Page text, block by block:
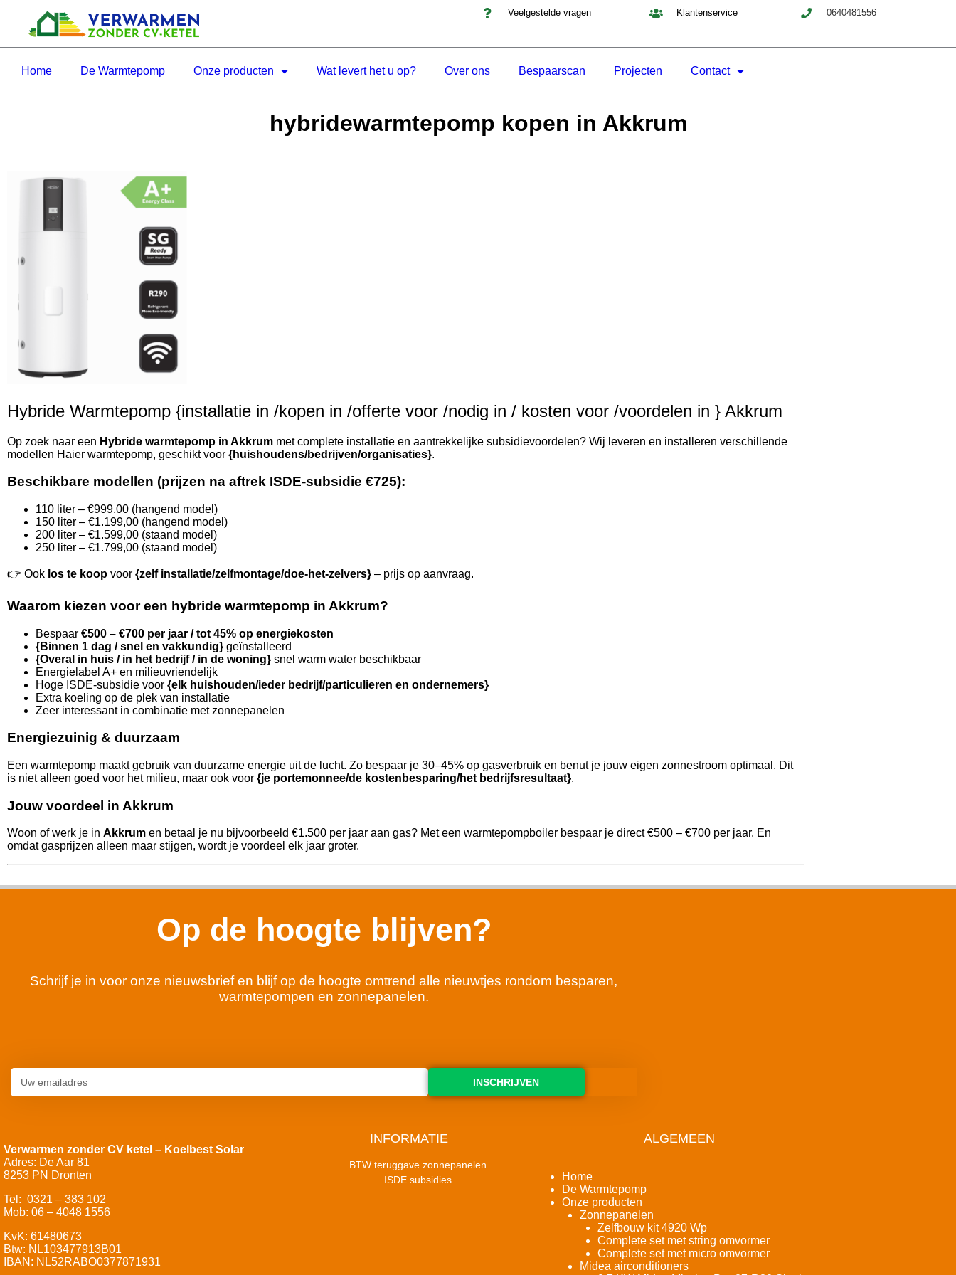
Veelgestelde vragen Klantenservice 0640481556
Home De Warmtepomp Onze producten Wat levert het u op? Over ons Bespaarscan Projecten Contact
hybridewarmtepomp kopen in Akkrum
Hybride Warmtepomp {installatie in /kopen in /offerte voor /nodig in / kosten voor /voordelen in } Akkrum
Op zoek naar een Hybride warmtepomp in Akkrum met complete installatie en aantrekkelijke subsidievoordelen? Wij leveren en installeren verschillende
modellen Haier warmtepomp, geschikt voor {huishoudens/bedrijven/organisaties}.
Beschikbare modellen (prijzen na aftrek ISDE-subsidie €725):
110 liter – €999,00 (hangend model)
150 liter – €1.199,00 (hangend model)
200 liter – €1.599,00 (staand model)
250 liter – €1.799,00 (staand model)
👉 Ook los te koop voor {zelf installatie/zelfmontage/doe-het-zelvers} – prijs op aanvraag.
Waarom kiezen voor een hybride warmtepomp in Akkrum?
Bespaar €500 – €700 per jaar / tot 45% op energiekosten
{Binnen 1 dag / snel en vakkundig} geïnstalleerd
{Overal in huis / in het bedrijf / in de woning} snel warm water beschikbaar
Energielabel A+ en milieuvriendelijk
Hoge ISDE-subsidie voor {elk huishouden/ieder bedrijf/particulieren en ondernemers}
Extra koeling op de plek van installatie
Zeer interessant in combinatie met zonnepanelen
Energiezuinig & duurzaam
Een warmtepomp maakt gebruik van duurzame energie uit de lucht. Zo bespaar je 30–45% op gasverbruik en benut je jouw eigen zonnestroom optimaal. Dit
is niet alleen goed voor het milieu, maar ook voor {je portemonnee/de kostenbesparing/het bedrijfsresultaat}.
Jouw voordeel in Akkrum
Woon of werk je in Akkrum en betaal je nu bijvoorbeeld €1.500 per jaar aan gas? Met een warmtepompboiler bespaar je direct €500 – €700 per jaar. En
omdat gasprijzen alleen maar stijgen, wordt je voordeel elk jaar groter.
Op de hoogte blijven?
Schrijf je in voor onze nieuwsbrief en blijf op de hoogte omtrend alle nieuwtjes rondom besparen,
warmtepompen en zonnepanelen.
INSCHRIJVEN
Verwarmen zonder CV ketel – Koelbest Solar
Adres: De Aar 81
8253 PN Dronten
Tel: 0321 – 383 102
Mob: 06 – 4048 1556
KvK: 61480673
Btw: NL103477913B01
IBAN: NL52RABO0377871931
INFORMATIE
BTW teruggave zonnepanelen
ISDE subsidies
ALGEMEEN
Home
De Warmtepomp
Onze producten
Zonnepanelen
Zelfbouw kit 4920 Wp
Complete set met string omvormer
Complete set met micro omvormer
Midea airconditioners